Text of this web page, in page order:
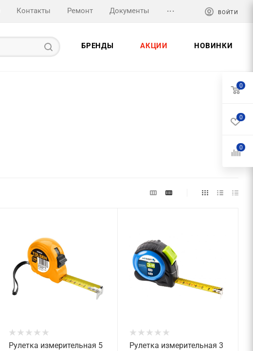
Контакты Ремонт Документы ... ВОЙТИ
БРЕНДЫ АКЦИИ НОВИНКИ
Рулетка измерительная 5
Рулетка измерительная 3
0
0
0